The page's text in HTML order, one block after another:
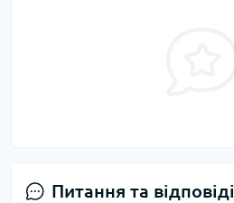
Питання та відповіді